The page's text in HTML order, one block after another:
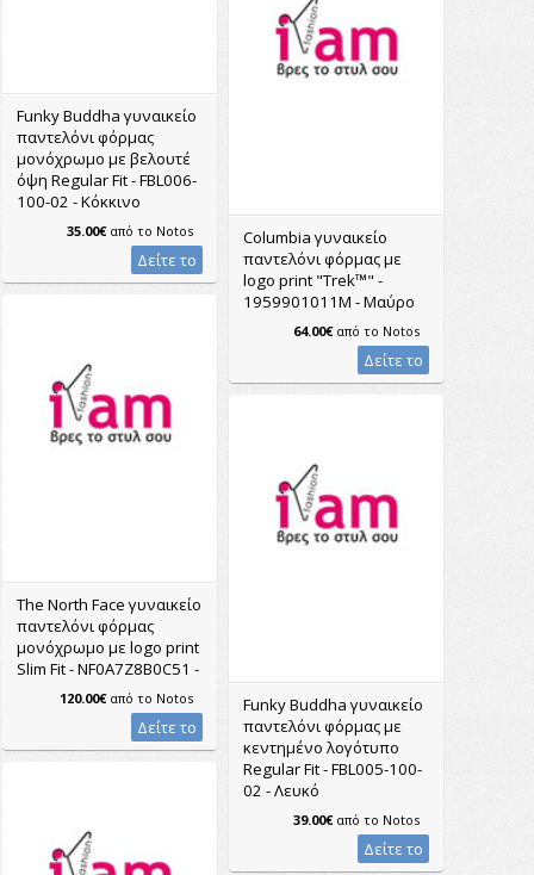
Funky Buddha γυναικείο
παντελόνι φόρμας
μονόχρωμο με βελουτέ
όψη Regular Fit - FBL006-
100-02 - Κόκκινο
35.00€από το Notos
Δείτε το
Columbia γυναικείο
παντελόνι φόρμας με
logo print "Trek™" -
1959901011M - Μαύρο
64.00€από το Notos
Δείτε το
The North Face γυναικείο
παντελόνι φόρμας
μονόχρωμο με logo print
Slim Fit - NF0A7Z8B0C51 -
120.00€από το Notos
Δείτε το
Funky Buddha γυναικείο
παντελόνι φόρμας με
κεντημένο λογότυπο
Regular Fit - FBL005-100-
02 - Λευκό
39.00€από το Notos
Δείτε το